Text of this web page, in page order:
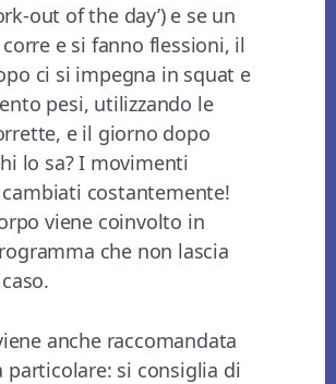
out of the day’) e se un
e si fanno flessioni, il
ci si impegna in squat e
pesi, utilizzando le
e il giorno dopo
lo sa? I movimenti
costantemente!
viene coinvolto in
che non lascia
anche raccomandata
particolare: si consiglia di